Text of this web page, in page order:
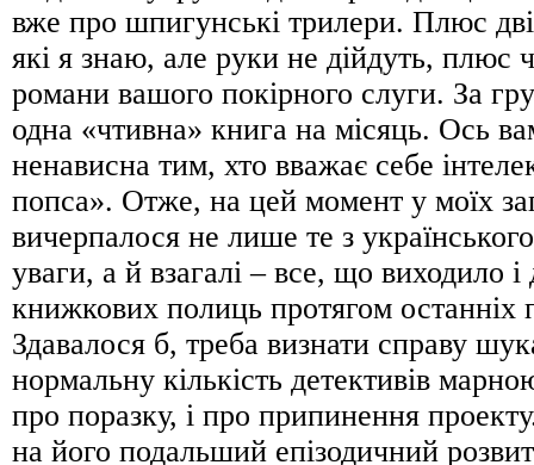
вже про шпигунські трилери. Плюс
які я знаю, але руки не дійдуть, плюс
романи вашого покірного слуги. За
одна «чтивна» книга на місяць. Ось
ненависна тим, хто вважає себе
попса». Отже, на цей момент у моїх
вичерпалося не лише те з
уваги, а й взагалі – все, що виходило
книжкових полиць протягом останніх
Здавалося б, треба визнати справу
нормальну кількість детективів
про поразку, і про припинення
на його подальший епізодичний